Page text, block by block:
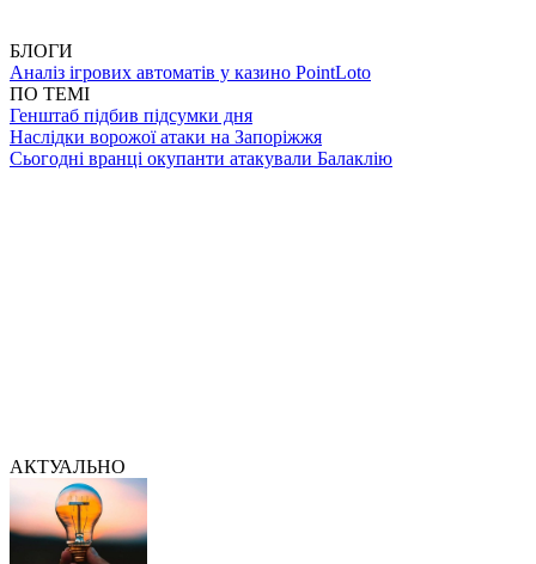
БЛОГИ
Аналіз ігрових автоматів у казино PointLoto
ПО ТЕМІ
Генштаб підбив підсумки дня
Наслідки ворожої атаки на Запоріжжя
Сьогодні вранці окупанти атакували Балаклію
АКТУАЛЬНО